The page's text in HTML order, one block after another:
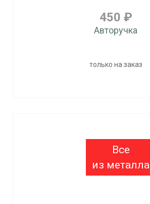
450 ₽
Авторучка
только на заказ
Все
из металла